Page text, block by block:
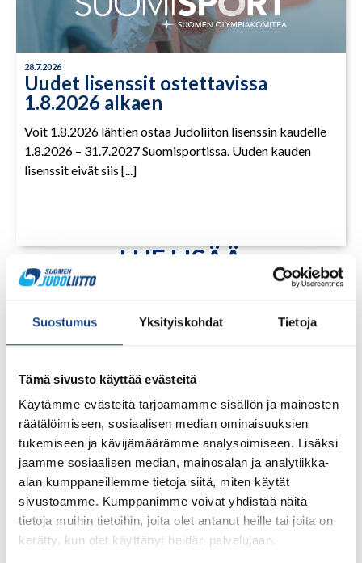
Suostumus Yksityiskohdat Tietoja
Tämä sivusto käyttää evästeitä
Käytämme evästeitä tarjoamamme sisällön ja mainosten
räätälöimiseen, sosiaalisen median ominaisuuksien
tukemiseen ja kävijämäärämme analysoimiseen. Lisäksi
jaamme sosiaalisen median, mainosalan ja analytiikka-
alan kumppaneillemme tietoja siitä, miten käytät
sivustoamme. Kumppanimme voivat yhdistää näitä
tietoja muihin tietoihin, joita olet antanut heille tai joita on
kerätty, kun olet käyttänyt heidän palvelujaan.
28.7.2026
Uudet lisenssit ostettavissa
1.8.2026 alkaen
Voit 1.8.2026 lähtien ostaa Judoliiton lisenssin kaudelle
1.8.2026 – 31.7.2027 Suomisportissa. Uuden kauden
lisenssit eivät siis [...]
LUE LISÄÄ
Pentti Vauhkoselle harvinainen